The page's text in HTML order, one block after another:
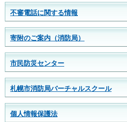
不審電話に関する情報
寄附のご案内（消防局）
市民防災センター
札幌市消防局バーチャルスクール
個人情報保護法